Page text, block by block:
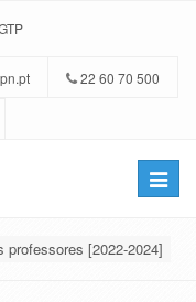
22 60 70 500
Toggle
professores [2022-2024]